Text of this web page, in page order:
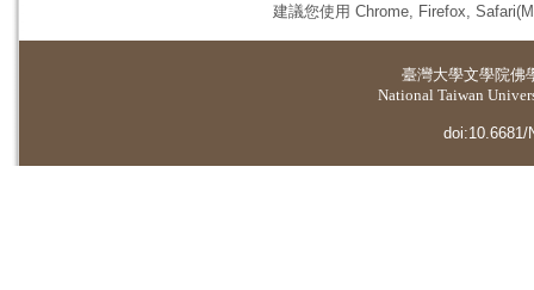
建議您使用 Chrome, Firefox,
臺灣大學文學院佛
National Taiwan
doi:10.6681/